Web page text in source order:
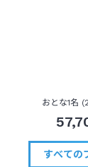
おとな1名 (
すべての